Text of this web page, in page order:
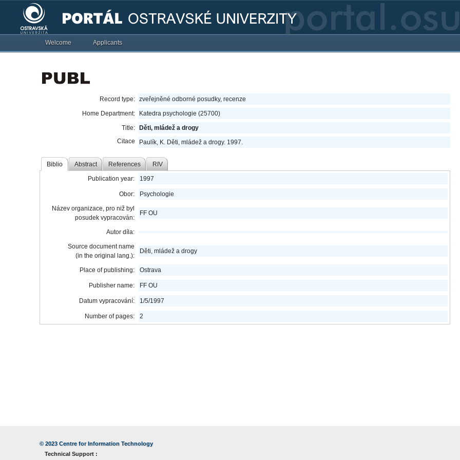
Welcome Applicants
Record type: zveřejněné odborné posudky, recenze
Home Department:
Katedra psychologie (25700)
Title:
Děti, mládež a drogy
Citace
Paulík, K. Děti, mládež a drogy. 1997.
Biblio Abstract References RIV
Publication year: 1997
Obor:
Psychologie
Název organizace, pro niž byl
posudek vypracován:
FF OU
Autor díla:
Source document name
(in the original lang.):
Děti, mládež a drogy
Place of publishing: Ostrava
Publisher name: FF OU
Datum vypracování: 1/5/1997
Number of pages: 2
© 2023Centre for Information Technology
Technical Support :